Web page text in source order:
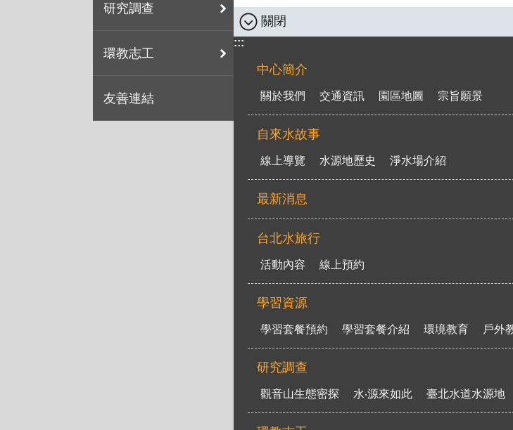
研究調查
環教志工
友善連結
關閉
:::
中心簡介
關於我們 交通資訊 園區地圖 宗旨願景
自來水故事
線上導覽 水源地歷史 淨水場介紹
最新消息
台北水旅行
活動內容 線上預約
學習資源
學習套餐預約 學習套餐介紹 環境教育 戶外
研究調查
觀音山生態密探 水‧源來如此 臺北水道水源地